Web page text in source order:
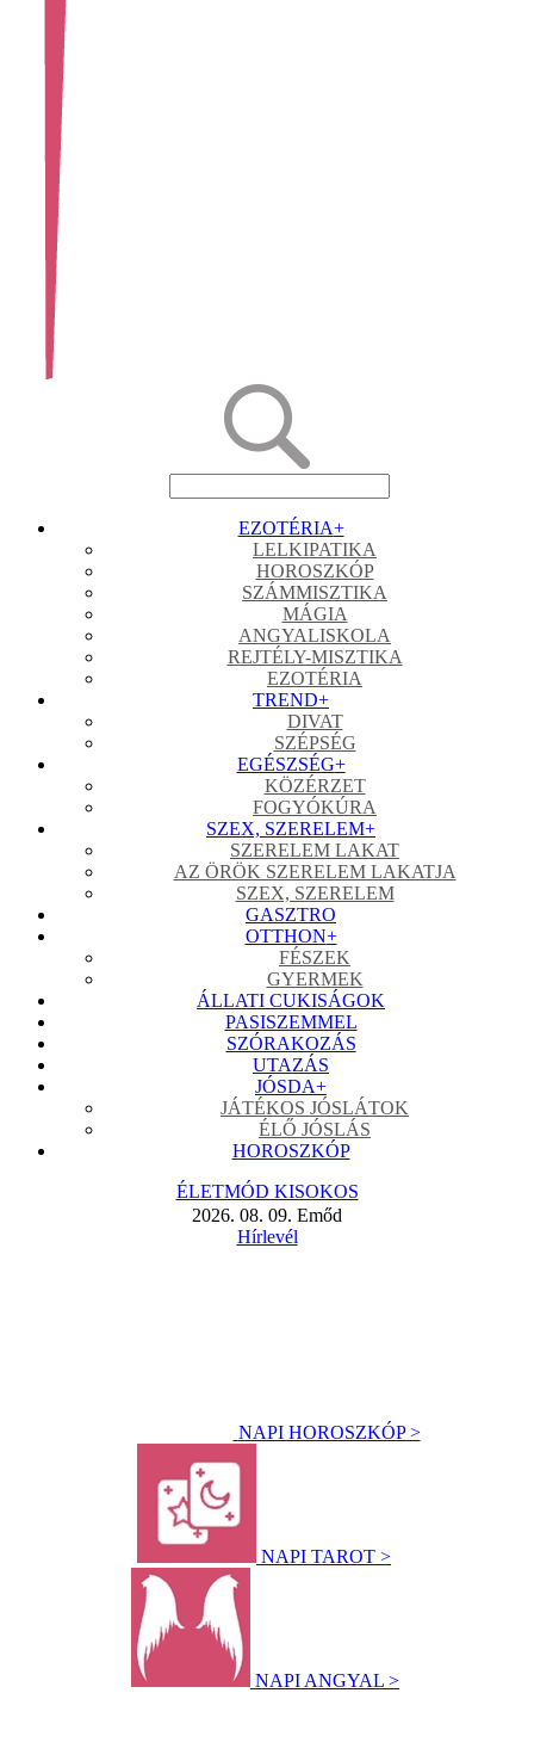
EZOTÉRIA+
LELKIPATIKA
HOROSZKÓP
SZÁMMISZTIKA
MÁGIA
ANGYALISKOLA
REJTÉLY-MISZTIKA
EZOTÉRIA
TREND+
DIVAT
SZÉPSÉG
EGÉSZSÉG+
KÖZÉRZET
FOGYÓKÚRA
SZEX, SZERELEM+
SZERELEM LAKAT
AZ ÖRÖK SZERELEM LAKATJA
SZEX, SZERELEM
GASZTRO
OTTHON+
FÉSZEK
GYERMEK
ÁLLATI CUKISÁGOK
PASISZEMMEL
SZÓRAKOZÁS
UTAZÁS
JÓSDA+
JÁTÉKOS JÓSLÁTOK
ÉLŐ JÓSLÁS
HOROSZKÓP
ÉLETMÓD KISOKOS
2026. 08. 09. Emőd
Hírlevél
NAPI HOROSZKÓP >
NAPI TAROT >
NAPI ANGYAL >